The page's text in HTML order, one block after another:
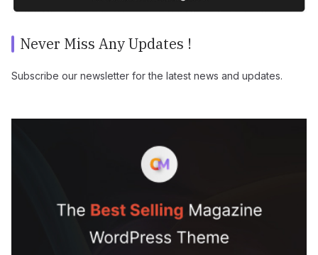
Never Miss Any Updates !
Subscribe our newsletter for the latest news and updates.